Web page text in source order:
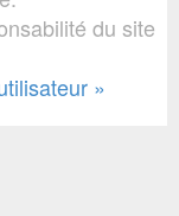
du site
»